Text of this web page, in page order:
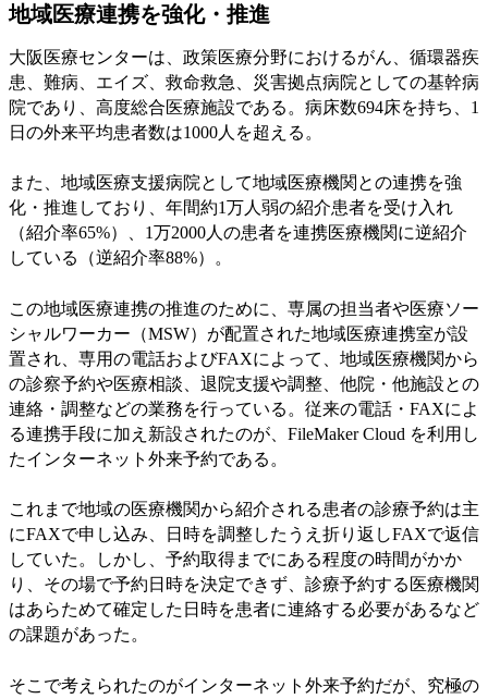
地域医療連携を強化・推進
大阪医療センターは、政策医療分野におけるがん、循環器疾
患、難病、エイズ、救命救急、災害拠点病院としての基幹病
院であり、高度総合医療施設である。病床数694床を持ち、1
日の外来平均患者数は1000人を超える。
また、地域医療支援病院として地域医療機関との連携を強
化・推進しており、年間約1万人弱の紹介患者を受け入れ
（紹介率65%）、1万2000人の患者を連携医療機関に逆紹介
している（逆紹介率88%）。
この地域医療連携の推進のために、専属の担当者や医療ソー
シャルワーカー（MSW）が配置された地域医療連携室が設
置され、専用の電話およびFAXによって、地域医療機関から
の診察予約や医療相談、退院支援や調整、他院・他施設との
連絡・調整などの業務を行っている。従来の電話・FAXによ
る連携手段に加え新設されたのが、FileMaker Cloud を利用し
たインターネット外来予約である。
これまで地域の医療機関から紹介される患者の診療予約は主
にFAXで申し込み、日時を調整したうえ折り返しFAXで返信
していた。しかし、予約取得までにある程度の時間がかか
り、その場で予約日時を決定できず、診療予約する医療機関
はあらためて確定した日時を患者に連絡する必要があるなど
の課題があった。
そこで考えられたのがインターネット外来予約だが、究極の